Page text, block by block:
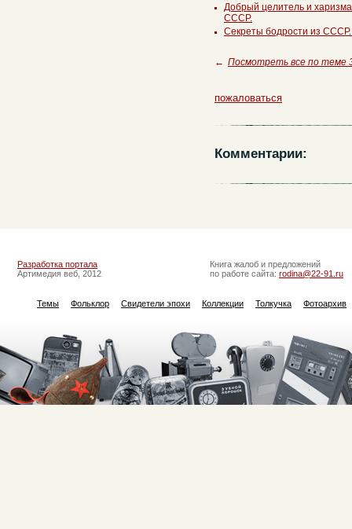
Добрый целитель и
СССР.
Секреты бодрости из
← Посмотреть все по теме
пожаловаться
Комментарии:
Разработка портала
Артимедия веб, 2012
Книга жалоб и предложений
по работе сайта: rodina@22-91.ru
Темы Фольклор Свидетели эпохи Коллекции Толкучка Фотоархив